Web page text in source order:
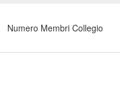
Numero Membri Collegio